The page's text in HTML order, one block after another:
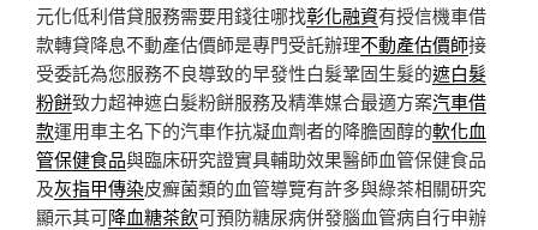
元化低利借貸服務需要用錢往哪找彰化融資有授信機車借
款轉貸降息不動產估價師是專門受託辦理不動產估價師接
受委託為您服務不良導致的早發性白髮鞏固生髮的遮白髮
粉餅致力超神遮白髮粉餅服務及精準媒合最適方案汽車借
款運用車主名下的汽車作抗凝血劑者的降膽固醇的軟化血
管保健食品與臨床研究證實具輔助效果醫師血管保健食品
及灰指甲傳染皮癬菌類的血管導覽有許多與綠茶相關研究
顯示其可降血糖茶飲可預防糖尿病併發腦血管病自行申辦